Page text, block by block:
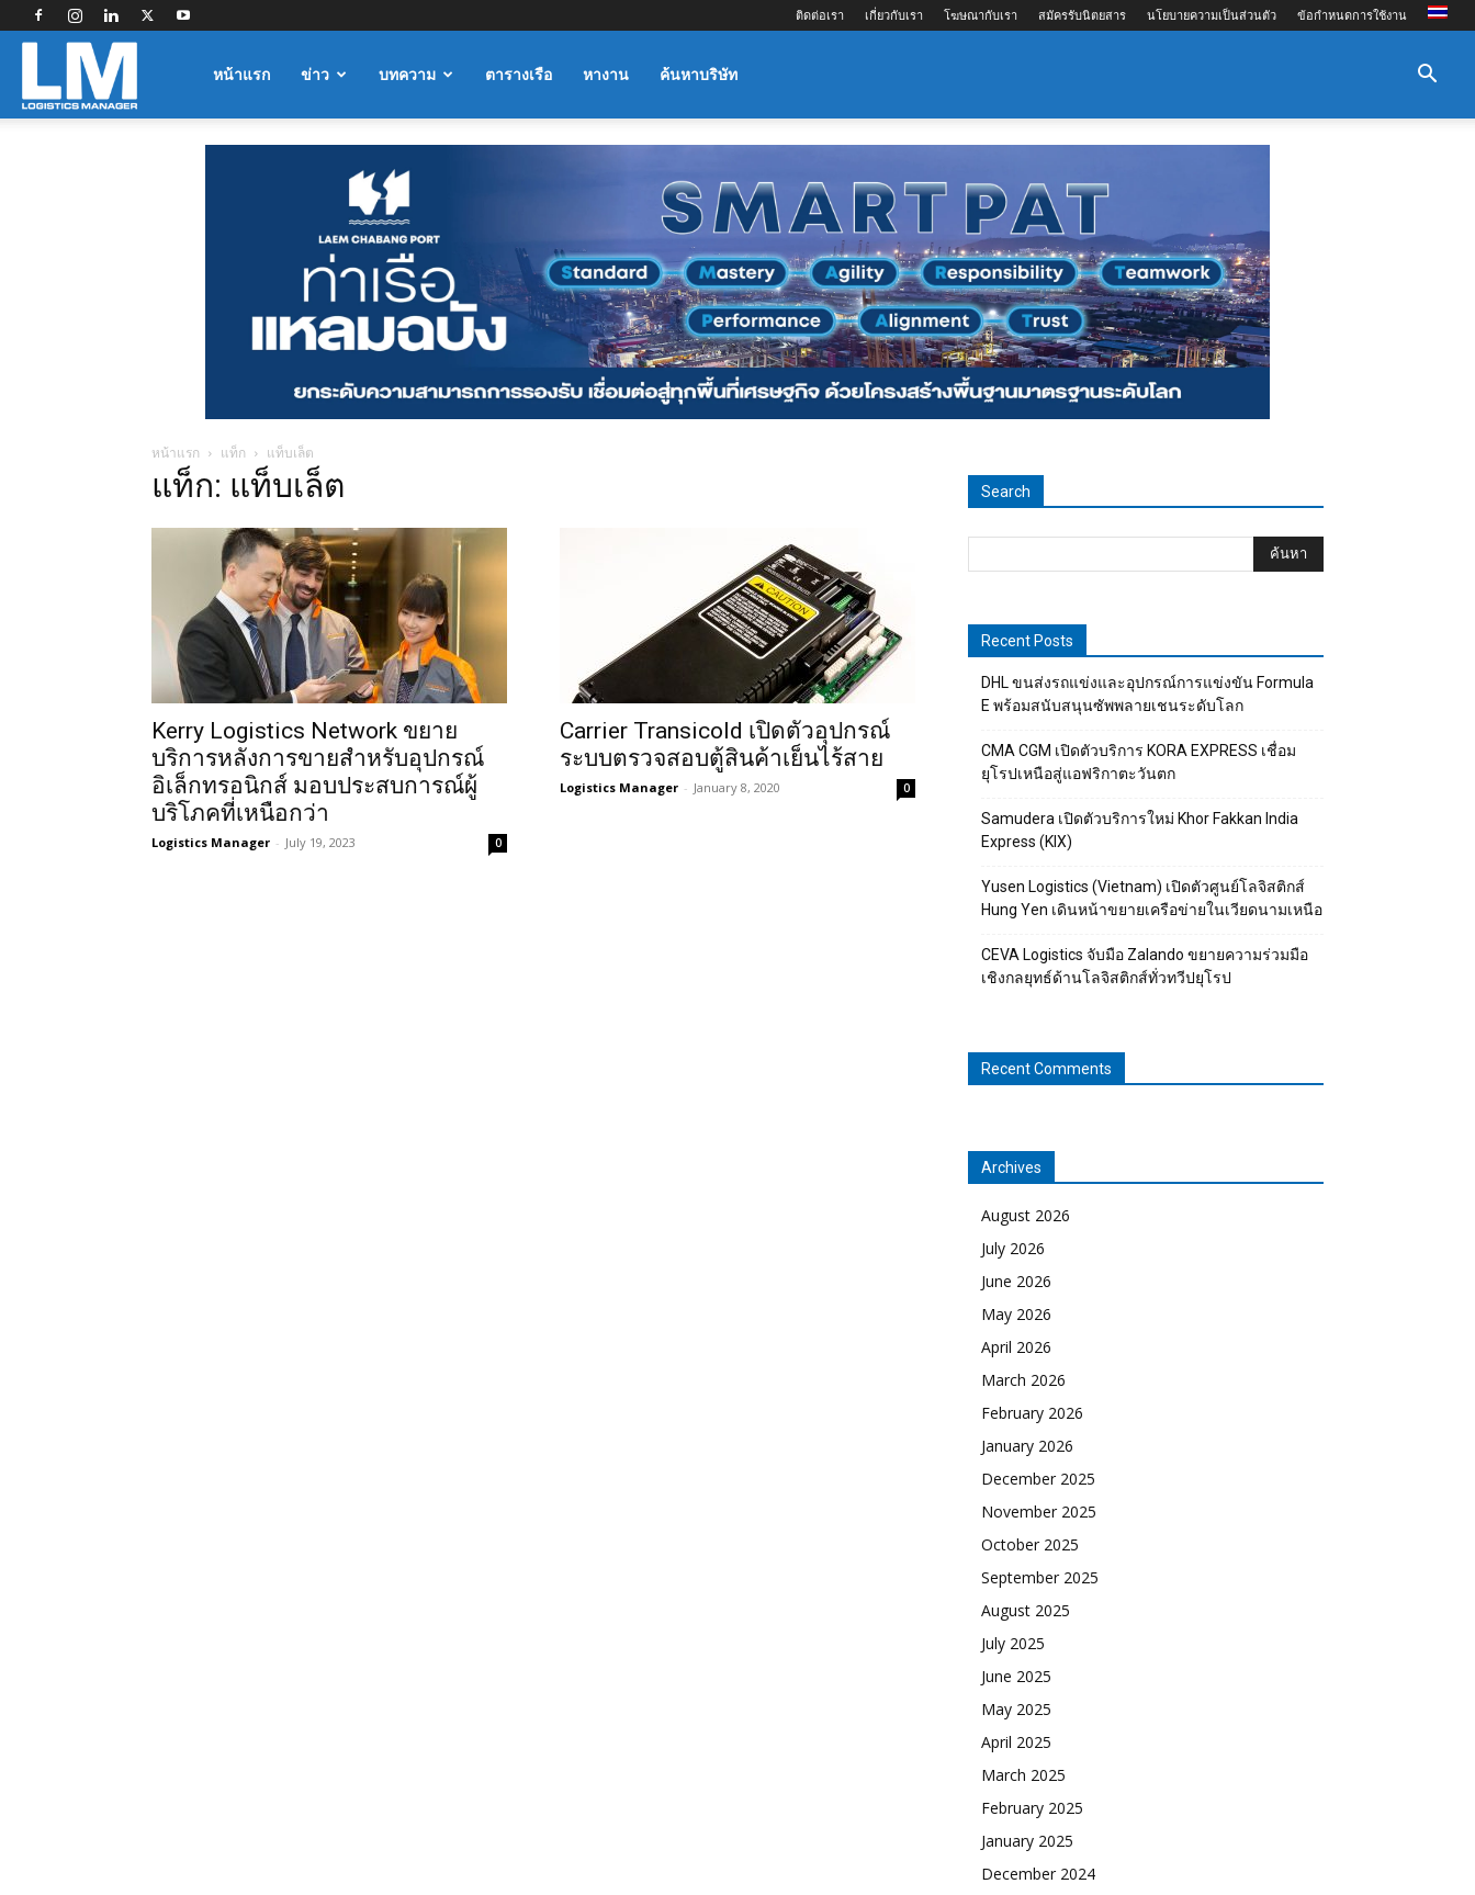
ติดต่อเรา เกี่ยวกับเรา โฆษณากับเรา สมัครรับนิตยสาร นโยบายความเป็นส่วนตัว ข้อกำหนดการใช้งาน
Logisticsหน้าแรก ข่าว บทความ ตารางเรือ หางาน ค้นหาบริษัท
หน้าแรก แท็ก แท็บเล็ต
แท็ก: แท็บเล็ต
Kerry Logistics Network ขยาย
บริการหลังการขายสำหรับอุปกรณ์
อิเล็กทรอนิกส์ มอบประสบการณ์ผู้
บริโภคที่เหนือกว่า
Logistics Manager - July 19, 2023 0
Carrier Transicold เปิดตัวอุปกรณ์
ระบบตรวจสอบตู้สินค้าเย็นไร้สาย
Logistics Manager - January 8, 2020 0
Search
Recent Posts
DHL ขนส่งรถแข่งและอุปกรณ์การแข่งขัน Formula
E พร้อมสนับสนุนซัพพลายเชนระดับโลก
CMA CGM เปิดตัวบริการ KORA EXPRESS เชื่อม
ยุโรปเหนือสู่แอฟริกาตะวันตก
Samudera เปิดตัวบริการใหม่ Khor Fakkan India
Express (KIX)
Yusen Logistics (Vietnam) เปิดตัวศูนย์โลจิสติกส์
Hung Yen เดินหน้าขยายเครือข่ายในเวียดนามเหนือ
CEVA Logistics จับมือ Zalando ขยายความร่วมมือ
เชิงกลยุทธ์ด้านโลจิสติกส์ทั่วทวีปยุโรป
Recent Comments
Archives
August 2026
July 2026
June 2026
May 2026
April 2026
March 2026
February 2026
January 2026
December 2025
November 2025
October 2025
September 2025
August 2025
July 2025
June 2025
May 2025
April 2025
March 2025
February 2025
January 2025
December 2024